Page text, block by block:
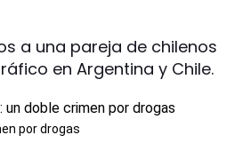
a una pareja de chilenos
en Argentina y Chile.
por drogas